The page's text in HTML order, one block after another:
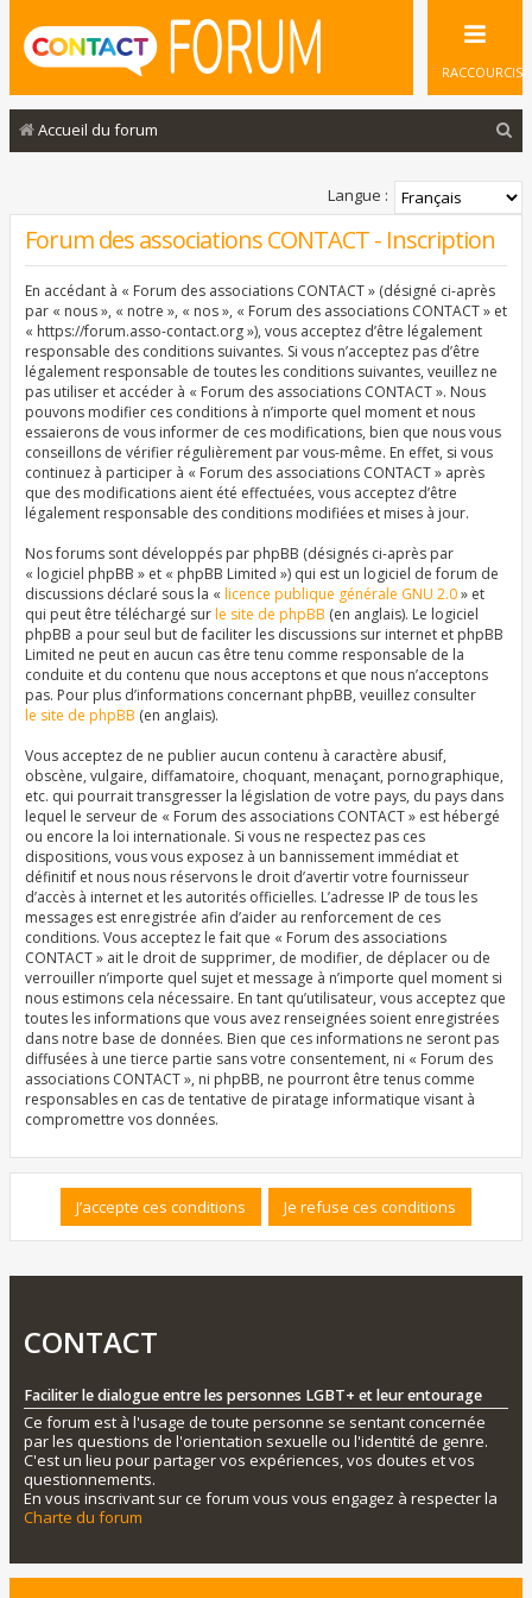
RACCOURCIS
Accueil du forum
c
Langue :
Forum des associations CONTACT - Inscription
En accédant à « Forum des associations CONTACT » (désigné ci-après
par « nous », « notre », « nos », « Forum des associations CONTACT » et
« https://forum.asso-contact.org »), vous acceptez d’être légalement
responsable des conditions suivantes. Si vous n’acceptez pas d’être
légalement responsable de toutes les conditions suivantes, veuillez ne
pas utiliser et accéder à « Forum des associations CONTACT ». Nous
pouvons modifier ces conditions à n’importe quel moment et nous
essaierons de vous informer de ces modifications, bien que nous vous
conseillons de vérifier régulièrement par vous-même. En effet, si vous
continuez à participer à « Forum des associations CONTACT » après
que des modifications aient été effectuées, vous acceptez d’être
légalement responsable des conditions modifiées et mises à jour.
Nos forums sont développés par phpBB (désignés ci-après par
« logiciel phpBB » et « phpBB Limited ») qui est un logiciel de forum de
discussions déclaré sous la « licence publique générale GNU 2.0» et
qui peut être téléchargé surle site de phpBB (en anglais). Le logiciel
phpBB a pour seul but de faciliter les discussions sur internet et phpBB
Limited ne peut en aucun cas être tenu comme responsable de la
conduite et du contenu que nous acceptons et que nous n’acceptons
pas. Pour plus d’informations concernant phpBB, veuillez consulter
le site de phpBB (en anglais).
Vous acceptez de ne publier aucun contenu à caractère abusif,
obscène, vulgaire, diffamatoire, choquant, menaçant, pornographique,
etc. qui pourrait transgresser la législation de votre pays, du pays dans
lequel le serveur de « Forum des associations CONTACT » est hébergé
ou encore la loi internationale. Si vous ne respectez pas ces
dispositions, vous vous exposez à un bannissement immédiat et
définitif et nous nous réservons le droit d’avertir votre fournisseur
d’accès à internet et les autorités officielles. L’adresse IP de tous les
messages est enregistrée afin d’aider au renforcement de ces
conditions. Vous acceptez le fait que « Forum des associations
CONTACT » ait le droit de supprimer, de modifier, de déplacer ou de
verrouiller n’importe quel sujet et message à n’importe quel moment si
nous estimons cela nécessaire. En tant qu’utilisateur, vous acceptez que
toutes les informations que vous avez renseignées soient enregistrées
dans notre base de données. Bien que ces informations ne seront pas
diffusées à une tierce partie sans votre consentement, ni « Forum des
associations CONTACT », ni phpBB, ne pourront être tenus comme
responsables en cas de tentative de piratage informatique visant à
compromettre vos données.
CONTACT
Faciliter le dialogue entre les personnes LGBT+ et leur entourage
Ce forum est à l'usage de toute personne se sentant concernée
par les questions de l'orientation sexuelle ou l'identité de genre.
C'est un lieu pour partager vos expériences, vos doutes et vos
questionnements.
En vous inscrivant sur ce forum vous vous engagez à respecter la
Charte du forum